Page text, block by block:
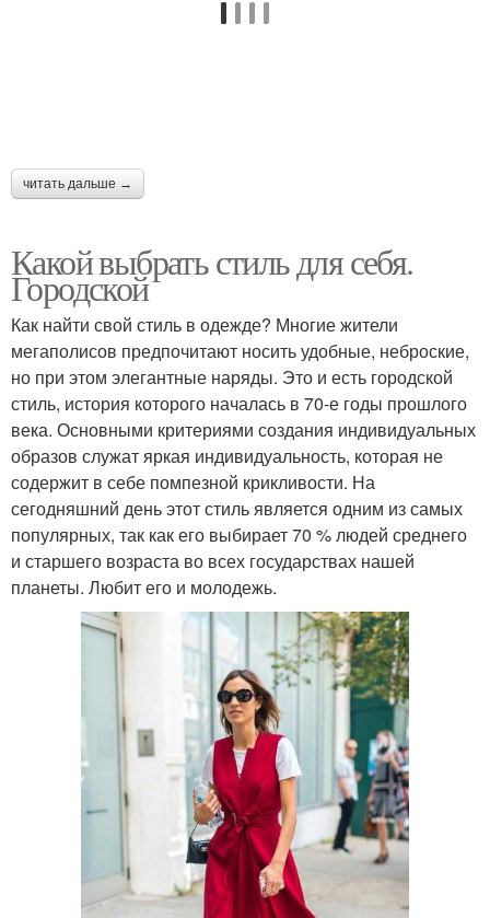
читать дальше →
Какой выбрать стиль для себя.
Городской
Как найти свой стиль в одежде? Многие жители
мегаполисов предпочитают носить удобные, неброские,
но при этом элегантные наряды. Это и есть городской
стиль, история которого началась в 70-е годы прошлого
века. Основными критериями создания индивидуальных
образов служат яркая индивидуальность, которая не
содержит в себе помпезной крикливости. На
сегодняшний день этот стиль является одним из самых
популярных, так как его выбирает 70 % людей среднего
и старшего возраста во всех государствах нашей
планеты. Любит его и молодежь.